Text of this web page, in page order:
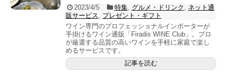
2023/4/5 特集, グルメ・ドリンク
ネット通
販サービス
プレゼント・ギフト
ワイン専門のプロフェッショナルインポーターが
手掛けるワイン通販「Firadis WINE Club」。プロ
が厳選する品質の高いワインを手軽に家庭で楽し
めるサービスです。
記事を読む